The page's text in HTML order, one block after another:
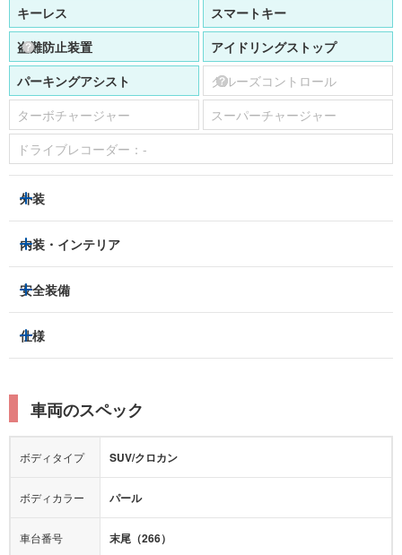
キーレス
スマートキー
盗難防止装置
アイドリングストップ
パーキングアシスト
クルーズコントロール
ターボチャージャー
スーパーチャージャー
ドライブレコーダー： -
外装
ヘッドライト
アルミホイール：あり
サンルーフ/ガラスルーフ
ルーフレール
エアロパーツ
ローダウン
内装・インテリア
3列シート
ベンチシート
パワーシート
シートヒーター
カーナビ：メモリーナビ他
安全装備
トラクションコントロール
レーンキープアシスト
横滑り防止装置
衝突被害軽減プレーキ
カメラ：-
エアバッグ：
ダブルエアバッグ
衝撃緩和ヘッドレスト
仕様
車両のスペック
ボディタイプ SUV/クロカン
ボディカラー パール
車台番号 末尾（266）